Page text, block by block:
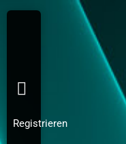
Registrieren